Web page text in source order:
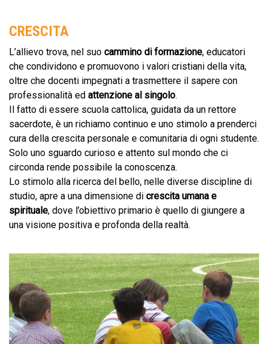
CRESCITA
L’allievo trova, nel suo cammino di formazione, educatori
che condividono e promuovono i valori cristiani della vita,
oltre che docenti impegnati a trasmettere il sapere con
professionalità ed attenzione al singolo.
Il fatto di essere scuola cattolica, guidata da un rettore
sacerdote, è un richiamo continuo e uno stimolo a prenderci
cura della crescita personale e comunitaria di ogni studente.
Solo uno sguardo curioso e attento sul mondo che ci
circonda rende possibile la conoscenza.
Lo stimolo alla ricerca del bello, nelle diverse discipline di
studio, apre a una dimensione di crescita umana e
spirituale, dove l’obiettivo primario è quello di giungere a
una visione positiva e profonda della realtà.